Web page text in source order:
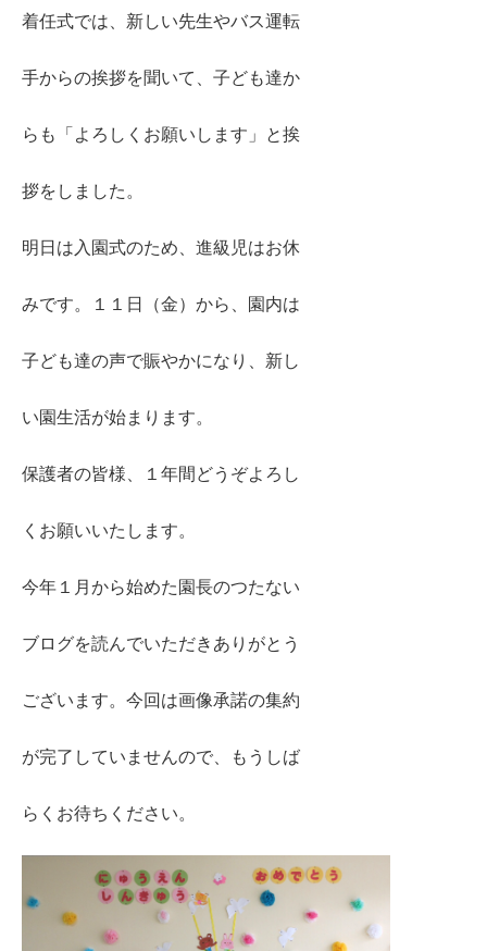
着任式では、新しい先生やバス運転
手からの挨拶を聞いて、子ども達か
らも「よろしくお願いします」と挨
拶をしました。
明日は入園式のため、進級児はお休
みです。１１日（金）から、園内は
子ども達の声で賑やかになり、新し
い園生活が始まります。
保護者の皆様、１年間どうぞよろし
くお願いいたします。
今年１月から始めた園長のつたない
ブログを読んでいただきありがとう
ございます。今回は画像承諾の集約
が完了していませんので、もうしば
らくお待ちください。